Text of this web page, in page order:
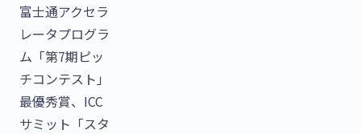
富士通アクセラ
レータプログラ
ム「第7期ピッ
チコンテスト」
最優秀賞、ICC
サミット「スタ